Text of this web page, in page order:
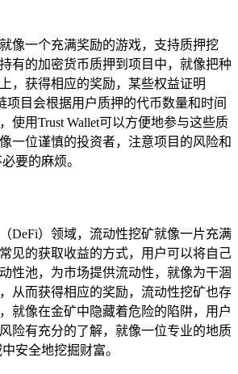
像一个充满奖励的游戏，支持质押挖
有的加密货币质押到项目中，就像把种
，获得相应的奖励，某些权益证明
项目会根据用户质押的代币数量和时间
使用Trust Wallet可以方便地参与这些质
一位谨慎的投资者，注意项目的风险和
要的麻烦。
DeFi）领域，流动性挖矿就像一片充满
见的获取收益的方式，用户可以将自己
性池，为市场提供流动性，就像为干涸
从而获得相应的奖励，流动性挖矿也存
就像在金矿中隐藏着危险的陷阱，用户
险有充分的了解，就像一位专业的地质
安全地挖掘财富。